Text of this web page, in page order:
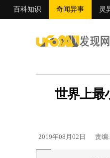
百科知识 奇闻异事 灵
世界上最
2019年08月02日 责编